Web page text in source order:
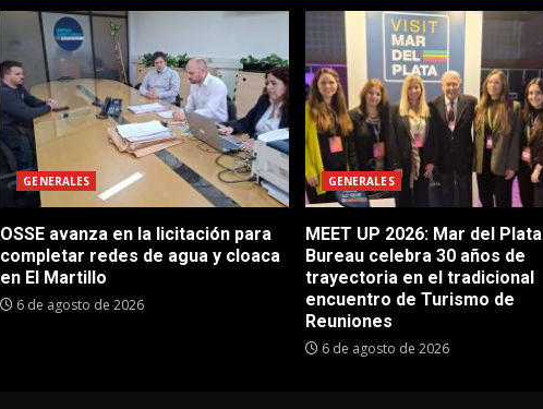
GENERALES
OSSE avanza en la licitación para
completar redes de agua y cloaca
en El Martillo
6 de agosto de 2026
GENERALES
MEET UP 2026: Mar del Plata
Bureau celebra 30 años de
trayectoria en el tradicional
encuentro de Turismo de
Reuniones
6 de agosto de 2026